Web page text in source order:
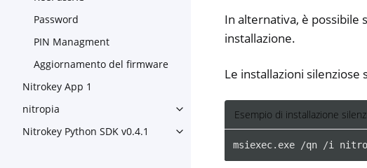
Password
PIN Managment
Aggiornamento del firmware
Nitrokey App 1
nitropia
Toggle navigation of nitropia
Nitrokey Python SDK v0.4.1
Toggle navigation of Nitrokey Python
In alternativa, è possibile
installazione.
Le installazioni
Esempio di installazione
msiexec. exe /qn /i